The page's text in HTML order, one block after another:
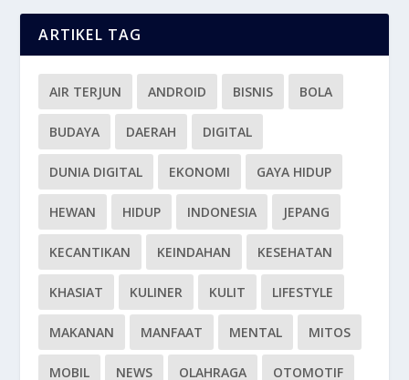
ARTIKEL TAG
AIR TERJUN ANDROID BISNIS BOLA
BUDAYA DAERAH DIGITAL
DUNIA DIGITAL EKONOMI GAYA HIDUP
HEWAN HIDUP INDONESIA JEPANG
KECANTIKAN KEINDAHAN KESEHATAN
KHASIAT KULINER KULIT LIFESTYLE
MAKANAN MANFAAT MENTAL MITOS
MOBIL NEWS OLAHRAGA OTOMOTIF